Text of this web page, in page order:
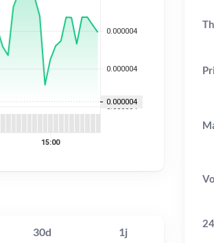
30d
1j